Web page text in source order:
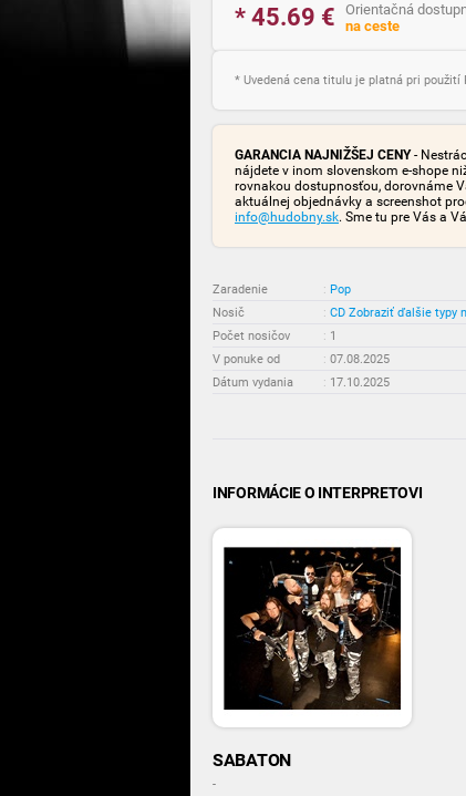
* 45.69 €
Orientačná
na ceste
* Uvedená cena titulu je platná pri použití
GARANCIA NAJNIŽŠEJ CENY-
nájdete v inom slovenskom e-shope
rovnakou dostupnosťou, dorovnáme
aktuálnej objednávky a screenshot
info@hudobny.sk. Sme tu pre Vás a
Zaradenie : Pop
Nosič
: CD Zobraziť ďalšie typy
Počet nosičov
: 1
V ponuke od
: 07.08.2025
Dátum vydania
: 17.10.2025
INFORMÁCIE O INTERPRETOVI
SABATON
-